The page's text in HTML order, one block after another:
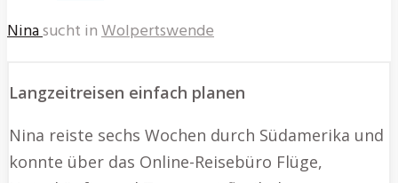
Ninasucht inWolpertswende
Langzeitreisen einfach planen
Nina reiste sechs Wochen durch Südamerika und
konnte über das Online-Reisebüro Flüge,